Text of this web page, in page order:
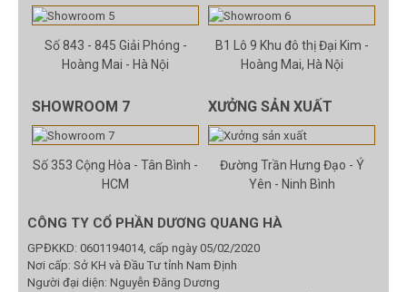
Số 843 - 845 Giải Phóng -
Hoàng Mai - Hà Nội
B1 Lô 9 Khu đô thị Đại Kim -
Hoàng Mai, Hà Nội
SHOWROOM 7
Số 353 Cộng Hòa - Tân Bình -
HCM
XƯỞNG SẢN XUẤT
Đường Trần Hưng Đạo - Ý
Yên - Ninh Bình
CÔNG TY CỔ PHẦN DƯƠNG QUANG HÀ
GPĐKKD: 0601194014, cấp ngày 05/02/2020
Nơi cấp: Sở KH và Đầu Tư tỉnh Nam Định
Người đại diện: Nguyễn Đăng Dương